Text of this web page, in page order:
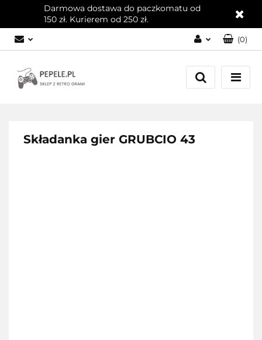
Darmowa dostawa do paczkomatu od
150 zł. Kurierem od 250 zł.
Zaloguj się
Załóż konto
(0)
Składanka gier GRUBCIO 43